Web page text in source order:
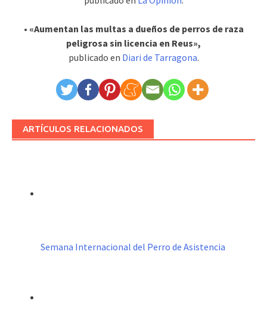
• «Aumentan las multas a dueños de perros de raza
peligrosa sin licencia en Reus»,
publicado en Diari de Tarragona.
ARTÍCULOS RELACIONADOS
Semana Internacional del Perro de Asistencia